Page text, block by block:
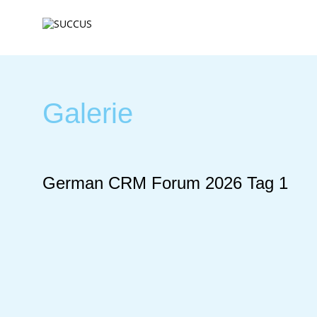
Galerie
German CRM Forum 2026 Tag 1